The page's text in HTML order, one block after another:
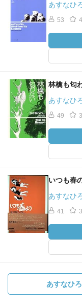
あすなひ
53
林檎も匂
あすなひ
49
いつも春
あすなひ
41
あすなひ